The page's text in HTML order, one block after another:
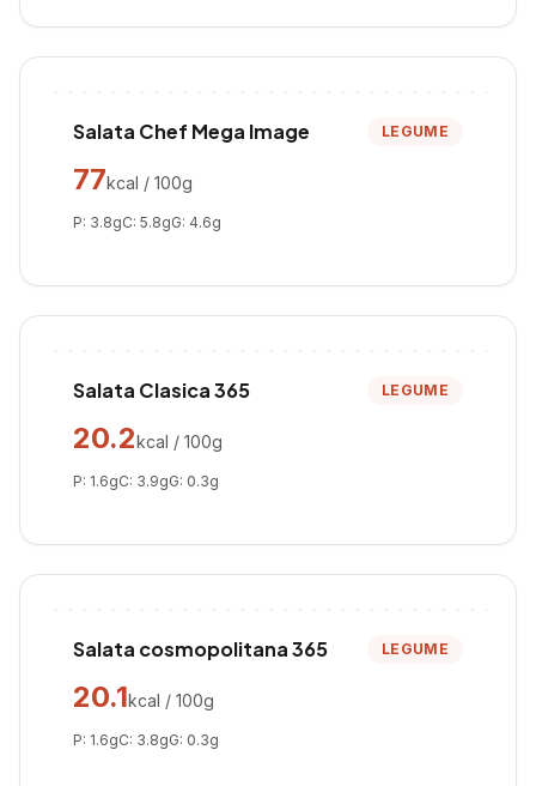
Salata Chef Mega Image LEGUME
77kcal / 100g
P: 3.8gC: 5.8gG: 4.6g
Salata Clasica 365 LEGUME
20.2kcal / 100g
P: 1.6gC: 3.9gG: 0.3g
Salata cosmopolitana 365 LEGUME
20.1kcal / 100g
P: 1.6gC: 3.8gG: 0.3g